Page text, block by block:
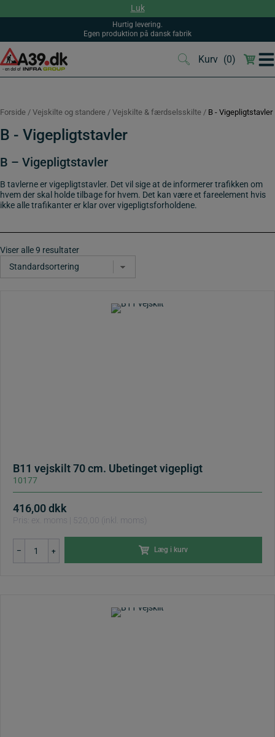
Luk
Hurtig levering.
Egen produktion på dansk fabrik
Kurv (0)
(0)
Forside / Vejskilte og standere / Vejskilte & færdselsskilte / B - Vigepligtstavler
B - Vigepligtstavler
B – Vigepligtstavler
B tavlerne er vigepligtstavler. Det vil sige at de informerer trafikken om
hvem der skal holde tilbage for hvem. Det kan være et fareelement hvis
ikke alle trafikanter er klar over vigepligtsforholdene.
Viser alle 9 resultater
B11 vejskilt 70 cm. Ubetinget vigepligt
10177
416,00dkk
Pris: ex. moms | 520,00 (inkl. moms)
–
vejskilt
70
+ Læg i kurv